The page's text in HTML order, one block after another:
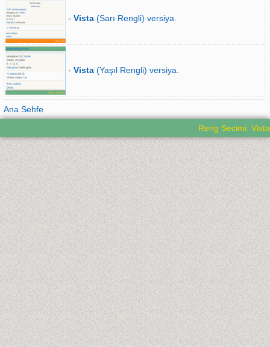
- Vista (Sarı Rengli) versiya.
- Vista (Yaşıl Rengli) versiya.
Ana Sehfe
Reng Secimi: Vista